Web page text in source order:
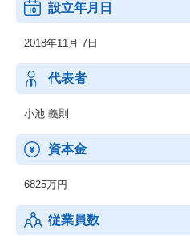
設立年月日
2018年11月 7日
代表者
小池 義則
資本金
6825万円
従業員数